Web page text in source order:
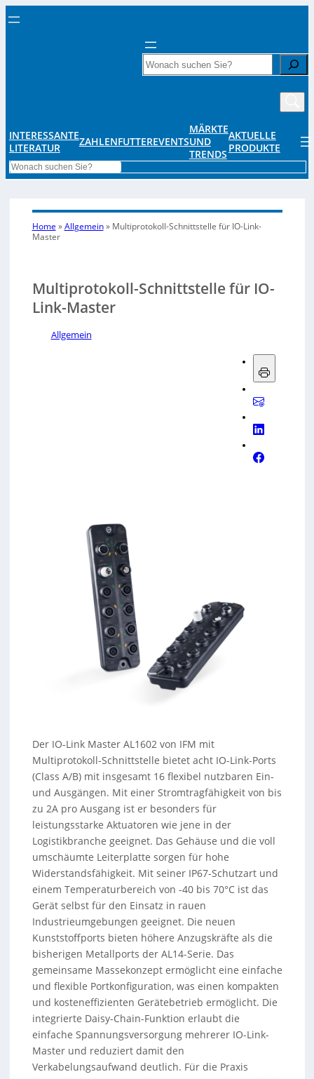
Search
INTERESSANTE
LITERATUR
ZAHLENFUTTEREVENTS
MÄRKTE
UND
TRENDS
AKTUELLE
PRODUKTE
Search
Home »Allgemein» Multiprotokoll-Schnittstelle für IO-Link-
Master
Multiprotokoll-Schnittstelle für IO-
Link-Master
Allgemein
Der IO-Link Master AL1602 von IFM mit
Multiprotokoll-Schnittstelle bietet acht IO-Link-Ports
(Class A/B) mit insgesamt 16 flexibel nutzbaren Ein-
und Ausgängen. Mit einer Stromtragfähigkeit von bis
zu 2A pro Ausgang ist er besonders für
leistungsstarke Aktuatoren wie jene in der
Logistikbranche geeignet. Das Gehäuse und die voll
umschäumte Leiterplatte sorgen für hohe
Widerstandsfähigkeit. Mit seiner IP67-Schutzart und
einem Temperaturbereich von -40 bis 70°C ist das
Gerät selbst für den Einsatz in rauen
Industrieumgebungen geeignet. Die neuen
Kunststoffports bieten höhere Anzugskräfte als die
bisherigen Metallports der AL14-Serie. Das
gemeinsame Massekonzept ermöglicht eine einfache
und flexible Portkonfiguration, was einen kompakten
und kosteneffizienten Gerätebetrieb ermöglicht. Die
integrierte Daisy-Chain-Funktion erlaubt die
einfache Spannungsversorgung mehrerer IO-Link-
Master und reduziert damit den
Verkabelungsaufwand deutlich. Für die Praxis